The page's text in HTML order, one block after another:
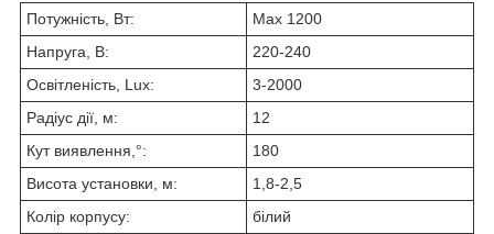
Потужність, Вт:
Max 1200
Напруга, В:
220-240
Освітленість, Lux:
3-2000
Радіус дії, м:
12
Кут виявлення,°:
180
Висота установки, м:
1,8-2,5
Колір корпусу:
білий